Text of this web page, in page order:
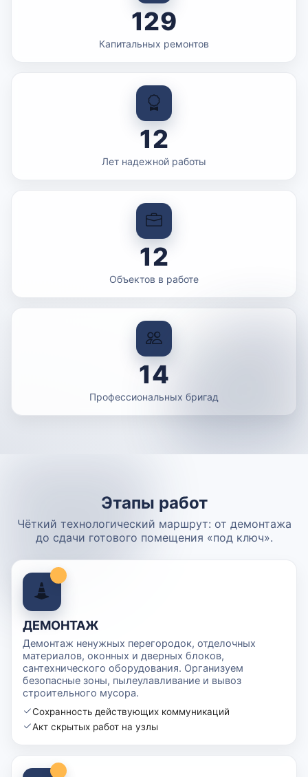
129
Капитальных ремонтов
12
Лет надежной работы
12
Объектов в работе
14
Профессиональных бригад
Этапы работ
Чёткий технологический маршрут: от демонтажа
до сдачи готового помещения «под ключ».
ДЕМОНТАЖ
Демонтаж ненужных перегородок, отделочных
материалов, оконных и дверных блоков,
сантехнического оборудования. Организуем
безопасные зоны, пылеулавливание и вывоз
строительного мусора.
Сохранность действующих коммуникаций
Акт скрытых работ на узлы